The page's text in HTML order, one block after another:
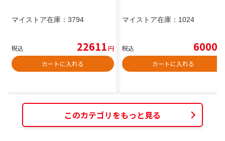
マイストア在庫： 3794
税込 22611円
カートに入れる
マイストア在庫： 1024
税込 6000
カートに入れる
このカテゴリをもっと見る